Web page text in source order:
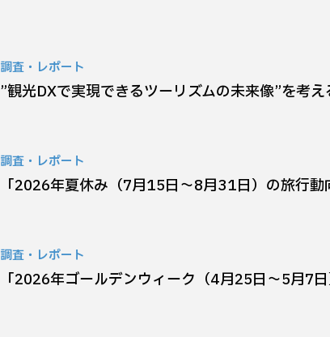
調査・レポート
”観光DXで実現できるツーリズムの未来像”を考え
調査・レポート
「2026年夏休み（7月15日～8月31日）の旅行動
調査・レポート
「2026年ゴールデンウィーク（4月25日～5月7